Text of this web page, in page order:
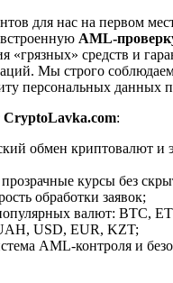
для нас на первом
AML-
«грязных» средств и
Мы строго
персональных данных
CryptoLavka.com:
обмен криптовалют и
курсы без
обработки заявок;
валют: BTC,
USD, EUR, KZT;
AML-контроля и